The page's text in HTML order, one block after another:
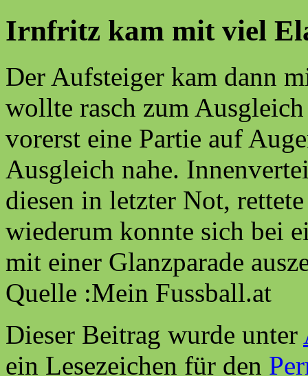
Irnfritz kam mit viel
Der Aufsteiger kam dann
wollte rasch zum
vorerst eine Partie auf
Ausgleich nahe.
diesen in letzter Not,
wiederum konnte sich bei
mit einer
Quelle :Mein Fussball.at
Dieser Beitrag wurde unter
ein Lesezeichen für den